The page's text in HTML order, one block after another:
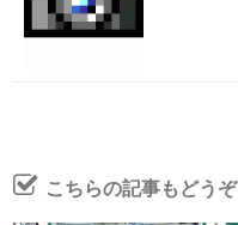
こちらの記事もどうぞ